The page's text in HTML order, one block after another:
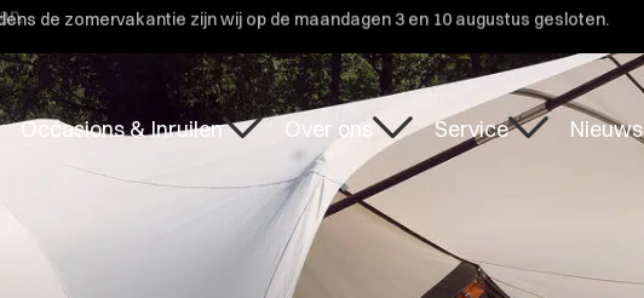
de zomervakantie zijn wij op de maandagen 3 en 10 augustus gesloten.
Occasions & Inruilen Over ons Service Nieuws